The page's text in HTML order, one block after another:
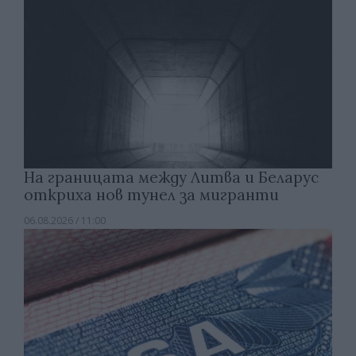
На границата между Литва и Беларус
откриха нов тунел за мигранти
06.08.2026 / 11:00